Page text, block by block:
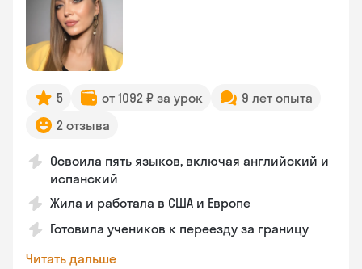
5 от 1092 ₽ за урок
9 лет опыта
2 отзыва
Освоила пять языков, включая английский и
испанский
Жила и работала в США и Европе
Готовила учеников к переезду за границу
Читать дальше